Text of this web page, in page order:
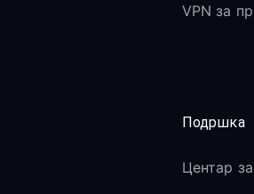
VPN за
Подршка
Центар